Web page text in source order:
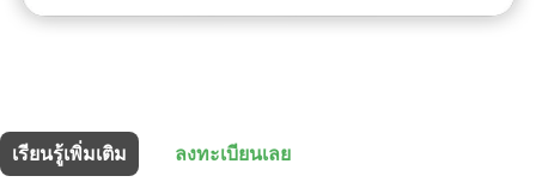
เรียนรู้เพิ่มเติม
ลงทะเบียนเลย